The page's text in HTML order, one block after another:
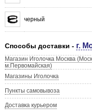
черный
Способы доставки - г.
Магазин Иголочка Москва
м.Первомайская)
Магазины Иголочка
Пункты самовывоза
Доставка курьером